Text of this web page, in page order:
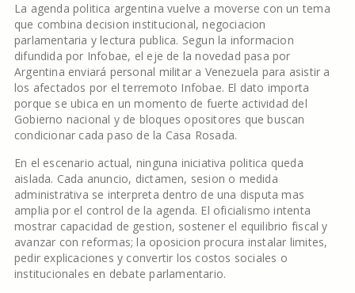
La agenda politica argentina vuelve a moverse con un tema
que combina decision institucional, negociacion
parlamentaria y lectura publica. Segun la informacion
difundida por Infobae, el eje de la novedad pasa por
Argentina enviará personal militar a Venezuela para asistir a
los afectados por el terremoto Infobae. El dato importa
porque se ubica en un momento de fuerte actividad del
Gobierno nacional y de bloques opositores que buscan
condicionar cada paso de la Casa Rosada.
En el escenario actual, ninguna iniciativa politica queda
aislada. Cada anuncio, dictamen, sesion o medida
administrativa se interpreta dentro de una disputa mas
amplia por el control de la agenda. El oficialismo intenta
mostrar capacidad de gestion, sostener el equilibrio fiscal y
avanzar con reformas; la oposicion procura instalar limites,
pedir explicaciones y convertir los costos sociales o
institucionales en debate parlamentario.